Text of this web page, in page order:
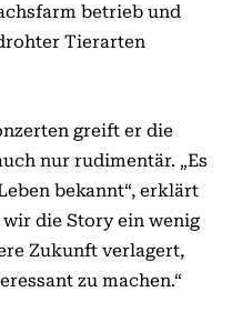
betrieb und
Tierarten
greift er die
nur rudimentär. „Es
bekannt“, erklärt
wir die Story ein wenig
Zukunft verlagert,
zu machen.“